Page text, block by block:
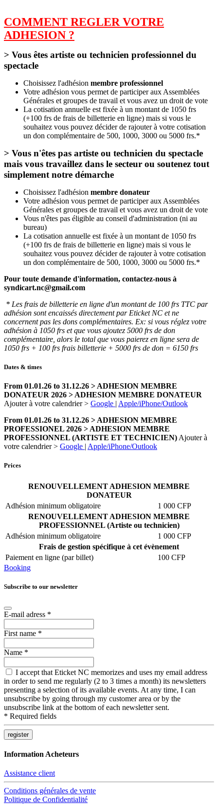
COMMENT REGLER VOTRE
ADHESION ?
> Vous êtes artiste ou technicien professionnel du
spectacle
Choisissez l'adhésion membre professionnel
Votre adhésion vous permet de participer aux Assemblées
Générales et groupes de travail et vous avez un droit de vote
La cotisation annuelle est fixée à un montant de 1050 frs
(+100 frs de frais de billetterie en ligne) mais si vous le
souhaitez vous pouvez décider de rajouter à votre cotisation
un don complémentaire de 500, 1000, 3000 ou 5000 frs.*
> Vous n'êtes pas artiste ou technicien du spectacle
mais vous travaillez dans le secteur ou soutenez tout
simplement notre démarche
Choisissez l'adhésion membre donateur
Votre adhésion vous permet de participer aux Assemblées
Générales et groupes de travail et vous avez un droit de vote
Vous n'êtes pas éligible au conseil d'administration (ni au
bureau)
La cotisation annuelle est fixée à un montant de 1050 frs
(+100 frs de frais de billetterie en ligne) mais si vous le
souhaitez vous pouvez décider de rajouter à votre cotisation
un don complémentaire de 500, 1000, 3000 ou 5000 frs.*
Pour toute demande d'information, contactez-nous à
syndicart.nc@gmail.com
* Les frais de billetterie en ligne d'un montant de 100 frs TTC par
adhésion sont encaissés directement par Eticket NC et ne
concernent pas les dons complémentaires. Ex: si vous réglez votre
adhésion à 1050 frs et que vous ajoutez 5000 frs de don
complémentaire, alors le total que vous paierez en ligne sera de
1050 frs + 100 frs frais billetterie + 5000 frs de don = 6150 frs
Dates & times
From 01.01.26 to 31.12.26 > ADHESION MEMBRE
DONATEUR 2026 > ADHESION MEMBRE DONATEUR
Ajouter à votre calendrier > Google | Apple/iPhone/Outlook
From 01.01.26 to 31.12.26 > ADHESION MEMBRE
PROFESSIONEL 2026 > ADHESION MEMBRE
PROFESSIONNEL (ARTISTE ET TECHNICIEN) Ajouter à
votre calendrier > Google | Apple/iPhone/Outlook
Prices
RENOUVELLEMENT ADHESION MEMBRE
DONATEUR
Adhésion minimum obligatoire
1 000 CFP
RENOUVELLEMENT ADHESION MEMBRE
PROFESSIONNEL (Artiste ou technicien)
Adhésion minimum obligatoire
1 000 CFP
Frais de gestion spécifique à cet évènement
Paiement en ligne (par billet)
100 CFP
Booking
Subscribe to our newsletter
E-mail adress *
First name *
Name *
I accept that Eticket NC memorizes and uses my email address
in order to send me regularly (2 to 3 times a month) its newsletters
presenting a selection of its available events. At any time, I can
unsubscribe by going through my customer area or by the
unsubscribe link at the bottom of each newsletter sent.
* Required fields
Information Acheteurs
Assistance client
Conditions générales de vente
Politique de Confidentialité